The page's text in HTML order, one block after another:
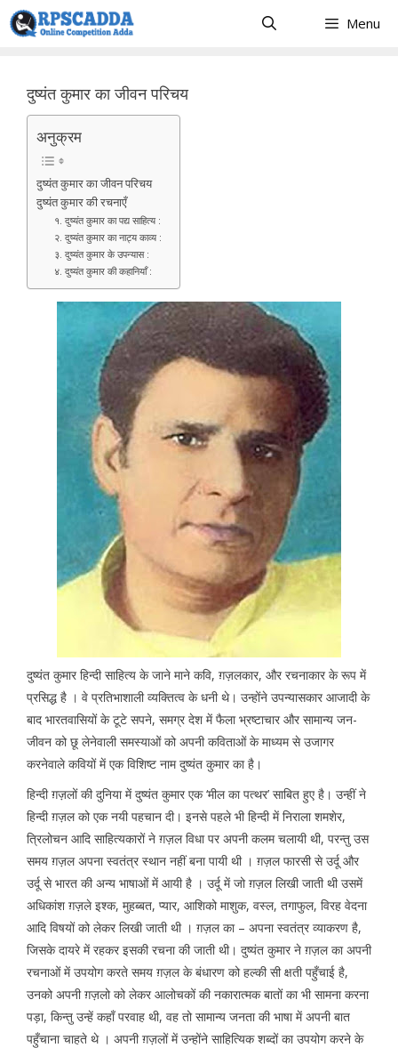
Skip
to
Menu
दुष्यंत कुमार का जीवन परिचय
अनुक्रम
दुष्यंत कुमार का जीवन परिचय
दुष्यंत कुमार की रचनाएँ
१. दुष्यंत कुमार का पद्य साहित्य :
२. दुष्यंत कुमार का नाट्य काव्य :
३. दुष्यंत कुमार के उपन्यास :
४. दुष्यंत कुमार की कहानियाँ :
दुष्यंत कुमार हिन्दी साहित्य के जाने माने कवि, ग़ज़लकार, और रचनाकार के रूप में
प्रसिद्ध है । वे प्रतिभाशाली व्यक्तित्व के धनी थे। उन्होंने उपन्यासकार आजादी के
बाद भारतवासियों के टूटे सपने, समग्र देश में फैला भ्रष्टाचार और सामान्य जन-
जीवन को छू लेनेवाली समस्याओं को अपनी कविताओं के माध्यम से उजागर
करनेवाले कवियों में एक विशिष्ट नाम दुष्यंत कुमार का है।
हिन्दी ग़ज़लों की दुनिया में दुष्यंत कुमार एक ‘मील का पत्थर’ साबित हुए है। उन्हीं ने
हिन्दी ग़ज़ल को एक नयी पहचान दी। इनसे पहले भी हिन्दी में निराला शमशेर,
त्रिलोचन आदि साहित्यकारों ने ग़ज़ल विधा पर अपनी कलम चलायी थी, परन्तु उस
समय ग़ज़ल अपना स्वतंत्र स्थान नहीं बना पायी थी । ग़ज़ल फारसी से उर्दू और
उर्दू से भारत की अन्य भाषाओं में आयी है । उर्दू में जो ग़ज़ल लिखी जाती थी उसमें
अधिकांश ग़ज़ले इश्क, मुहब्बत, प्यार, आशिको माशुक, वस्ल, तगाफुल, विरह वेदना
आदि विषयों को लेकर लिखी जाती थी । ग़ज़ल का – अपना स्वतंत्र व्याकरण है,
जिसके दायरे में रहकर इसकी रचना की जाती थी। दुष्यंत कुमार ने ग़ज़ल का अपनी
रचनाओं में उपयोग करते समय ग़ज़ल के बंधारण को हल्की सी क्षती पहुँचाई है,
उनको अपनी ग़ज़लो को लेकर आलोचकों की नकारात्मक बातों का भी सामना करना
पड़ा, किन्तु उन्हें कहाँ परवाह थी, वह तो सामान्य जनता की भाषा में अपनी बात
पहुँचाना चाहते थे । अपनी ग़ज़लों में उन्होंने साहित्यिक शब्दों का उपयोग करने के